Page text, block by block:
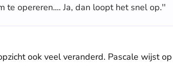
te opereren.... Ja, dan loopt het snel op.''
ook veel veranderd. Pascale wijst